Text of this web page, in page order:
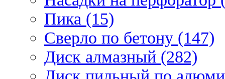
Пика (15)
Сверло по бетону (147)
Диск алмазный (282)